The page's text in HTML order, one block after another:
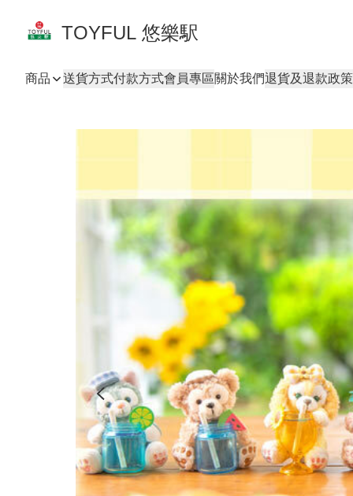
TOYFUL 悠樂駅
商品 送貨方式付款方式會員專區關於我們退貨及退款政策